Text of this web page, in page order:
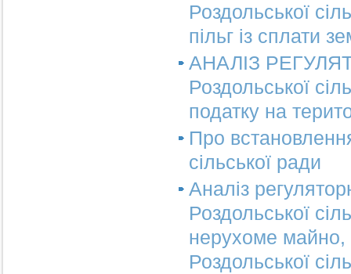
Роздольської
пільг із сплати
АНАЛІЗ
Роздольської
податку на
Про
сільської ради
Аналіз
Роздольської
нерухоме майно,
Роздольської